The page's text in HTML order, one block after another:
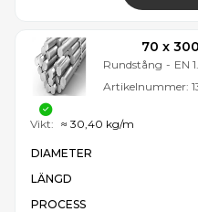
70 x
Rundstång - EN
Artikelnummer:
DIAMETER
LÄNGD
PROCESS
Vikt: ≈ 30,40 kg/m